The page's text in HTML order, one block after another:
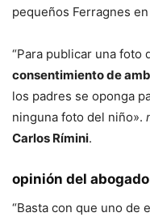
pequeños Ferragnes
“Para publicar una foto
consentimiento de
los padres se oponga
ninguna foto del niño».
Carlos Rímini.
opinión del abogado
“Basta con que uno de